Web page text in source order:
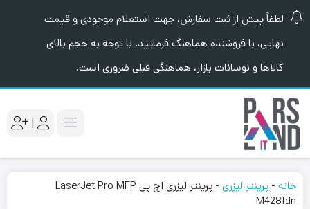
لطفاً پیش از ثبت سفارش، جهت استعلام موجودی و قیمت
نهایی، با فروشنده هماهنگ فرمایید. با توجه به حجم بالای
کالاها و نوسانات بازار، هماهنگی قبلی ضروری است.
|
خانه - پرینتر لیزری -
پرینتر لیزری اچ‌ پی LaserJet Pro MFP
M428fdn